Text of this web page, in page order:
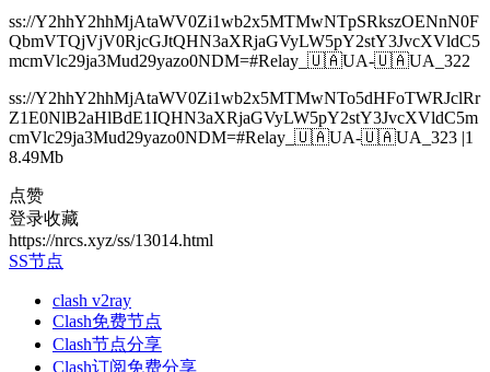
ss://Y2hhY2hhMjAtaWV0Zi1wb2x5MTMwNTpSRkszOENnN0F
QbmVTQjVjV0RjcGJtQHN3aXRjaGVyLW5pY2stY3JvcXVldC5
mcmVlc29ja3Mud29yazo0NDM=#Relay_🇺🇦UA-🇺🇦UA_322
ss://Y2hhY2hhMjAtaWV0Zi1wb2x5MTMwNTo5dHFoTWRJclRr
Z1E0NlB2aHlBdE1IQHN3aXRjaGVyLW5pY2stY3JvcXVldC5m
cmVlc29ja3Mud29yazo0NDM=#Relay_🇺🇦UA-🇺🇦UA_323 |1
8.49Mb
点赞
登录收藏
https://nrcs.xyz/ss/13014.html
SS节点
clash v2ray
Clash免费节点
Clash节点分享
Clash订阅免费分享